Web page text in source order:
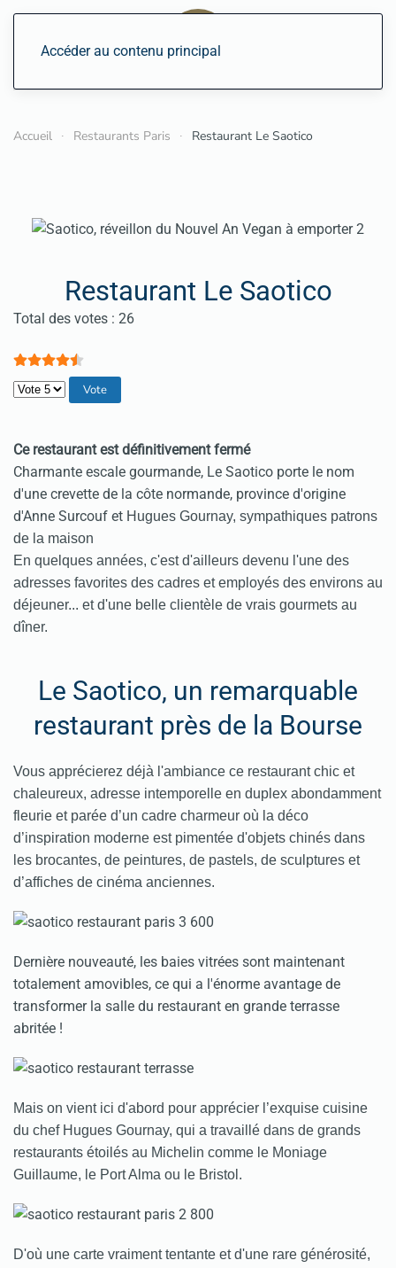
Accéder au contenu principal
Accueil Restaurants Paris Restaurant Le Saotico
Restaurant Le Saotico
Vote utilisateur:4.5/
Total des votes : 26
Veuillez voter
Ce restaurant est définitivement fermé
Charmante escale gourmande, Le Saotico porte le nom
d'une crevette de la côte normande, province d'origine
d'Anne Surcouf et Hugues Gournay, sympathiques patrons
de la maison
En quelques années, c'est d'ailleurs devenu l'une des
adresses favorites des cadres et employés des environs au
déjeuner... et d'une belle clientèle de vrais gourmets au
dîner.
Le Saotico, un remarquable
restaurant près de la Bourse
Vous apprécierez déjà l'ambiance ce restaurant chic et
chaleureux, adresse intemporelle en duplex abondamment
fleurie et parée d’un cadre charmeur où la déco
d’inspiration moderne est pimentée d'objets chinés dans
les brocantes, de peintures, de pastels, de sculptures et
d’affiches de cinéma anciennes.
Dernière nouveauté, les baies vitrées sont maintenant
totalement amovibles, ce qui a l'énorme avantage de
transformer la salle du restaurant en grande terrasse
abritée !
Mais on vient ici d'abord pour apprécier l’exquise cuisine
du chef Hugues Gournay, qui a travaillé dans de grands
restaurants étoilés au Michelin comme le Moniage
Guillaume, le Port Alma ou le Bristol.
D'où une carte vraiment tentante et d'une rare générosité,